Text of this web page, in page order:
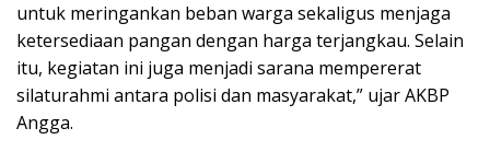
untuk meringankan beban warga sekaligus menjaga
ketersediaan pangan dengan harga terjangkau. Selain
itu, kegiatan ini juga menjadi sarana mempererat
silaturahmi antara polisi dan masyarakat,” ujar AKBP
Angga.